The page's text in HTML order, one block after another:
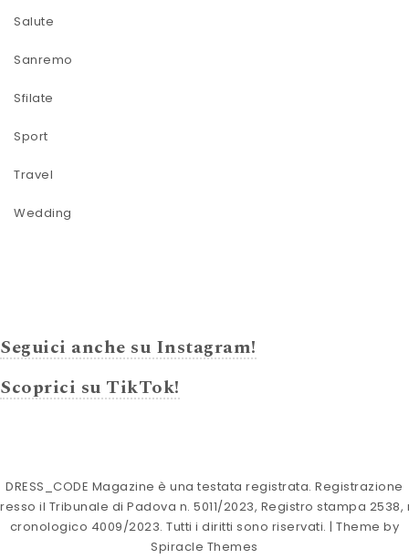
Salute
Sanremo
Sfilate
Sport
Travel
Wedding
Seguici anche su Instagram!
Scoprici su TikTok!
DRESS_CODE Magazine è una testata registrata. Registrazione
il Tribunale di Padova n. 5011/2023, Registro stampa 2538,
cronologico 4009/2023. Tutti i diritti sono riservati. | Theme by
Spiracle Themes